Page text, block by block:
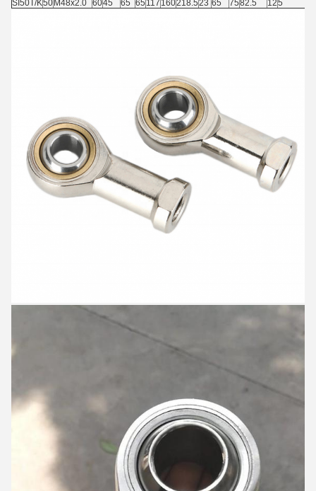
SI50T/K50 M48x2.0 6045 65 65 117 160218.523 65 7582.5 125